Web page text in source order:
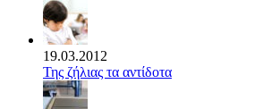
19.03.2012
Της ζήλιας τα αντίδοτα